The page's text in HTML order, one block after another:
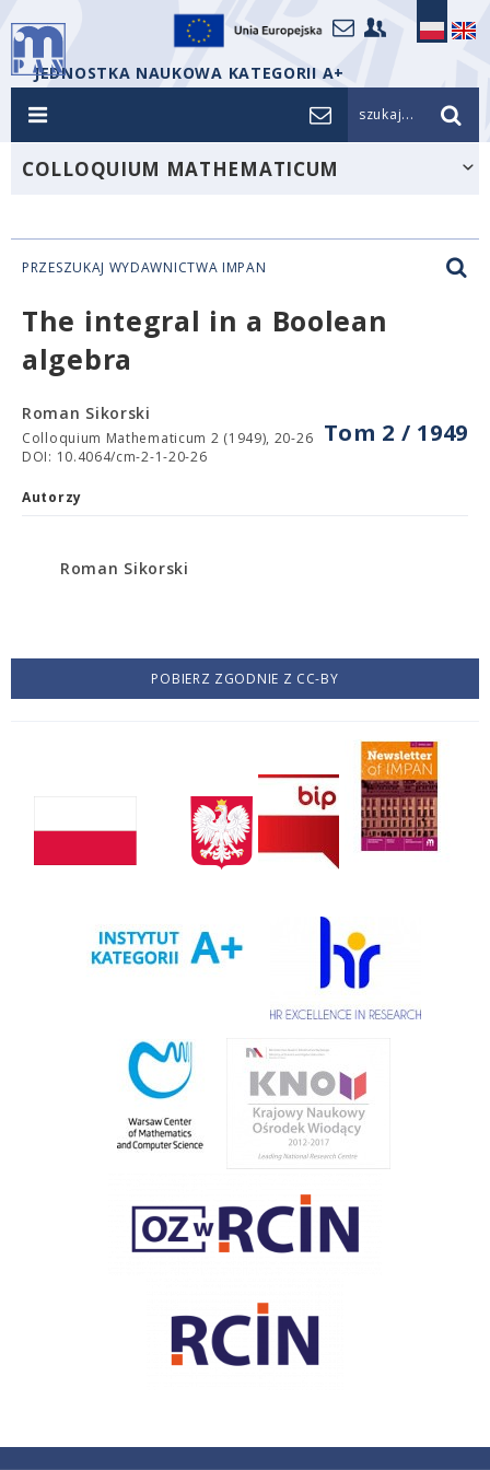
JEDNOSTKA NAUKOWA KATEGORII A+
szukaj...
COLLOQUIUM MATHEMATICUM
PRZESZUKAJ WYDAWNICTWA IMPAN
The integral in a Boolean
algebra
Tom 2 / 1949
Roman Sikorski
Colloquium Mathematicum 2 (1949), 20-26
DOI: 10.4064/cm-2-1-20-26
Autorzy
Roman Sikorski
POBIERZ ZGODNIE Z CC-BY